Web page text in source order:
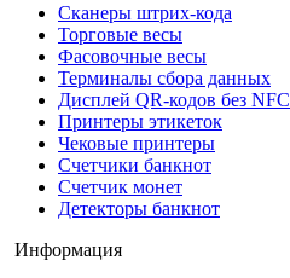
Сканеры штрих-кода
Торговые весы
Фасовочные весы
Терминалы сбора данных
Дисплей QR-кодов без NFC
Принтеры этикеток
Чековые принтеры
Счетчики банкнот
Счетчик монет
Детекторы банкнот
Информация